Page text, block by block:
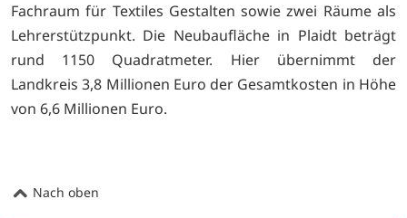
Fachraum für Textiles Gestalten sowie zwei Räume als
Lehrerstützpunkt. Die Neubaufläche in Plaidt beträgt
rund 1150 Quadratmeter. Hier übernimmt der
Landkreis 3,8 Millionen Euro der Gesamtkosten in Höhe
von 6,6 Millionen Euro.
Nach oben